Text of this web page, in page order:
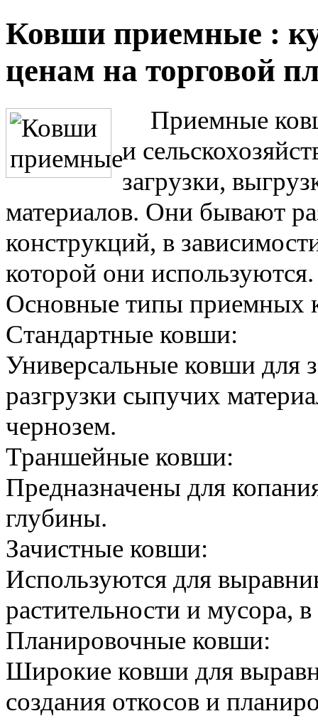
Ковши приемные :
ценам на торговой
Приемные
и
загрузки,
материалов. Они бывают
конструкций, в
которой они используются.
Основные типы приемных
Стандартные ковши:
Универсальные ковши для
разгрузки сыпучих
чернозем.
Траншейные ковши:
Предназначены для
глубины.
Зачистные ковши:
Используются для
растительности и мусора,
Планировочные ковши:
Широкие ковши для
создания откосов и